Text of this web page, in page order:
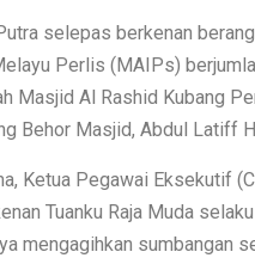
selepas berkenan
Perlis (MAIPs)
Masjid Al Rashid Kubang
Behor Masjid, Abdul Latiff
Ketua Pegawai Eksekutif
Tuanku Raja Muda
mengagihkan sumbangan